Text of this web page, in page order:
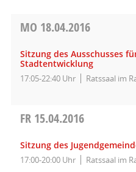
MO 18.04.2016
Sitzung des Ausschusses
Stadtentwicklung
17:05-22:40 Uhr Ratssaal im
FR 15.04.2016
Sitzung des
17:00-20:00 Uhr Ratssaal im